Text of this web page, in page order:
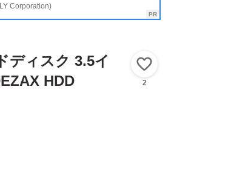
Corporation)
ディスク 3.5イ
HDD
2